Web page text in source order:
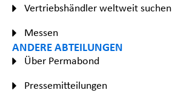
Vertriebshändler weltweit suchen
Messen
ANDERE ABTEILUNGEN
Über Permabond
Pressemitteilungen